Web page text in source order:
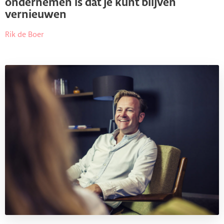
ondernemen is dat je kunt blijven
vernieuwen
Rik de Boer